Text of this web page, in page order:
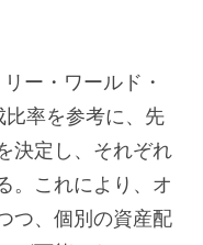
ー・ワールド・
比率を参考に、先
決定し、それぞれ
。これにより、オ
つ、個別の資産配